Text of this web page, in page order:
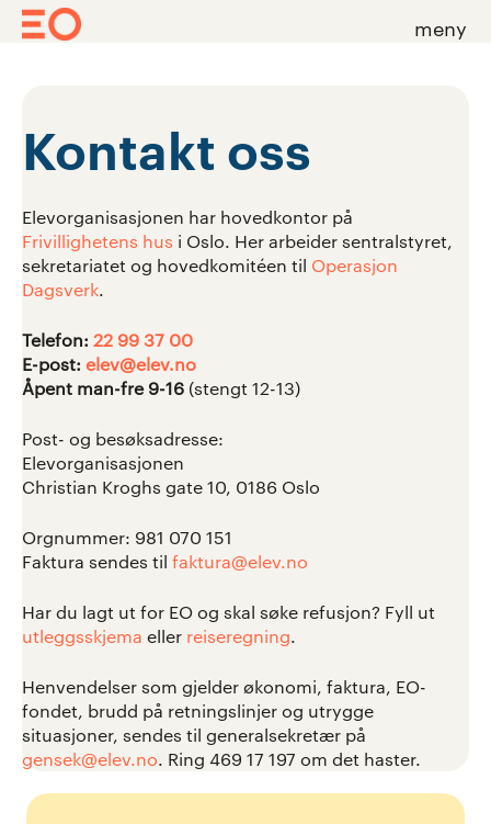
meny
Kontakt oss
Elevorganisasjonen har hovedkontor på
Frivillighetens hus i Oslo. Her arbeider sentralstyret,
sekretariatet og hovedkomitéen til Operasjon
Dagsverk.
Telefon: 22 99 37 00
E-post: elev@elev.no
Åpent man-fre 9-16 (stengt 12-13)
Post- og besøksadresse:
Elevorganisasjonen
Christian Kroghs gate 10, 0186 Oslo
Orgnummer: 981 070 151
Faktura sendes til faktura@elev.no
Har du lagt ut for EO og skal søke refusjon? Fyll ut
utleggsskjema eller reiseregning.
Henvendelser som gjelder økonomi, faktura, EO-
fondet, brudd på retningslinjer og utrygge
situasjoner, sendes til generalsekretær på
gensek@elev.no. Ring 469 17 197 om det haster.